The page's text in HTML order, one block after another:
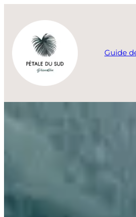
contenu
Guide